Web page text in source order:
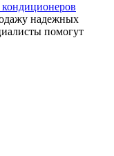
надежных
помогут